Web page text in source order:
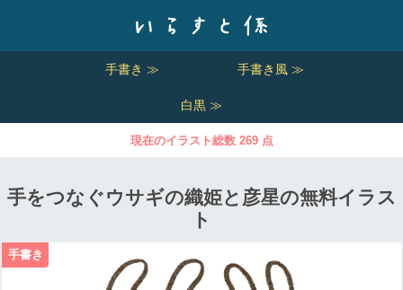
手書き ≫ 手書き風 ≫
白黒 ≫
現在のイラスト総数 269 点
手をつなぐウサギの織姫と彦星の無料イラス
ト